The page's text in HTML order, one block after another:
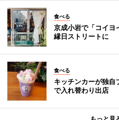
食べる
京成小岩で「コイ
縁日ストリートに
食べる
キッチンカーが独
で入れ替わり出店